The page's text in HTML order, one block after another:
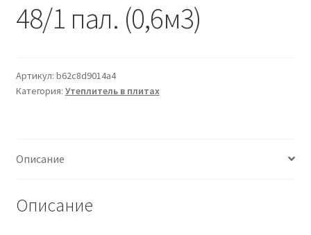
Крепеж
Спецодежда и СИЗ
48/1 пал. (0,6м3)
Артикул: b62c8d9014a4
Категория: Утеплитель в плитах
Описание
Описание